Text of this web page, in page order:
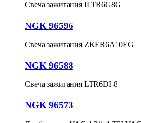
Свеча зажигания ILTR6G8G
NGK 96596
Свеча зажигания ZKER6A10EG
NGK 96588
Свеча зажигания LTR6DI-8
NGK 96573